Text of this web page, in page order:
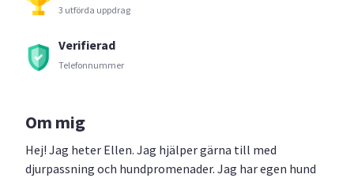
3 utförda uppdrag
Verifierad
Telefonnummer
Om mig
Hej! Jag heter Ellen. Jag hjälper gärna till med
djurpassning och hundpromenader. Jag har egen hund